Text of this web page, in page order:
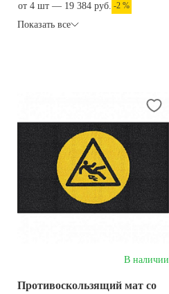
от 4 шт — 19 384 руб. -2 %
Показать все
В наличии
Противоскользящий мат со